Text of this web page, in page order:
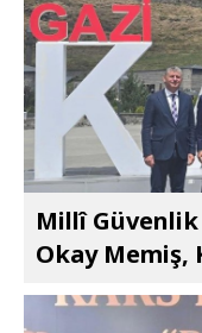
Millî
Okay Memiş,